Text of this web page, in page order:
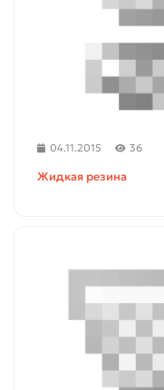
04.11.2015 36
Жидкая резина